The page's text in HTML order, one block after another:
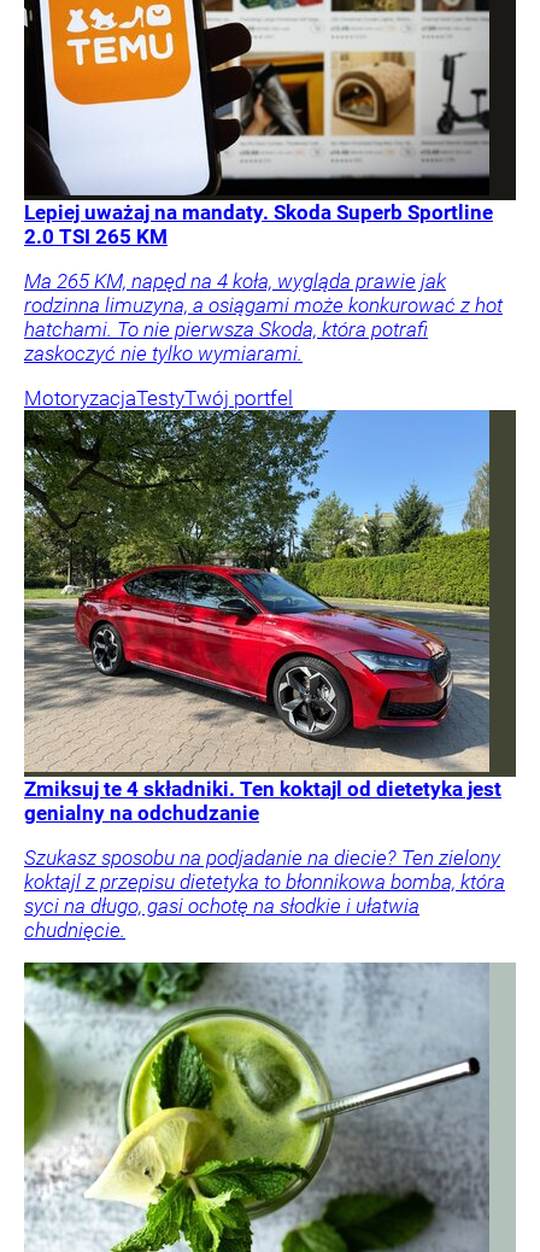
Lepiej uważaj na mandaty. Skoda Superb Sportline
2.0 TSI 265 KM
Ma 265 KM, napęd na 4 koła, wygląda prawie jak
rodzinna limuzyna, a osiągami może konkurować z hot
hatchami. To nie pierwsza Skoda, która potrafi
zaskoczyć nie tylko wymiarami.
MotoryzacjaTestyTwój portfel
Zmiksuj te 4 składniki. Ten koktajl od dietetyka jest
genialny na odchudzanie
Szukasz sposobu na podjadanie na diecie? Ten zielony
koktajl z przepisu dietetyka to błonnikowa bomba, która
syci na długo, gasi ochotę na słodkie i ułatwia
chudnięcie.